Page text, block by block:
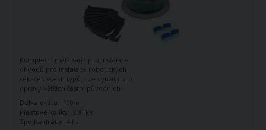
Kompletní malá sada pro instalace
obvodů pro instalace robotických
sekaček všech typů. Lze využít i pro
opravy větších částní původních
Délka drátu:
100 m
Plastové kolíky:
200 ks
Spojka drátu:
4 ks